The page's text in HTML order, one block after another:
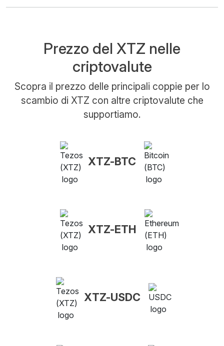
Prezzo del XTZ nelle
criptovalute
Scopra il prezzo delle principali coppie per lo
scambio di XTZ con altre criptovalute che
supportiamo.
XTZ-BTC
XTZ-ETH
XTZ-USDC